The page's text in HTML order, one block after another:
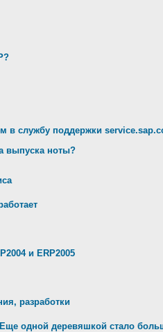
в службу поддержки
выпуска ноты?
и ERP2005
разработки
одной деревяшкой стало